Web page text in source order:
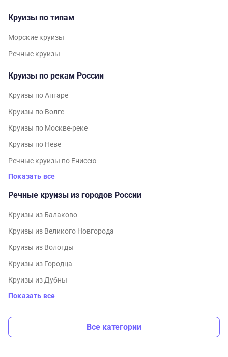
Круизы по типам
Морские круизы
Речные круизы
Круизы по рекам России
Круизы по Ангаре
Круизы по Волге
Круизы по Москве-реке
Круизы по Неве
Речные круизы по Енисею
Показать все
Речные круизы из городов России
Круизы из Балаково
Круизы из Великого Новгорода
Круизы из Вологды
Круизы из Городца
Круизы из Дубны
Показать все
Все категории